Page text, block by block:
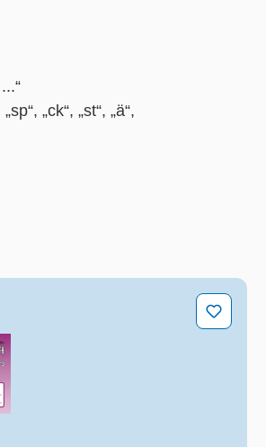
„ck“, „st“, „ä“,
Lizenz – Groß- und